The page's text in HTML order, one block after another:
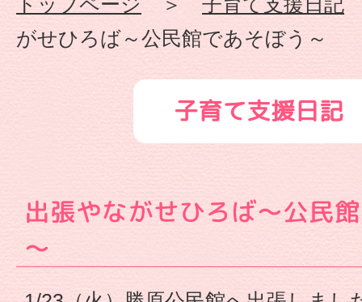
ろ
ば
～
公
民
で
がせひろば～公民館であそぼう～
子育て支援日記
出張やながせひろば～公民
～